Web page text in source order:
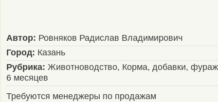
Автор: Ровняков Радислав Владимирович
Город: Казань
Рубрика: Животноводство, Корма, добавки,
6 месяцев
Требуются менеджеры по продажам